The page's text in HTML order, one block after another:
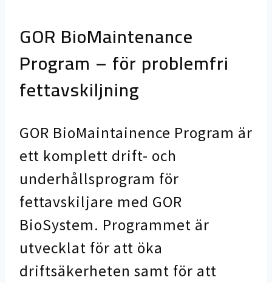
GOR BioMaintenance
Program – för problemfri
fettavskiljning
GOR BioMaintainence Program är
ett komplett drift- och
underhållsprogram för
fettavskiljare med GOR
BioSystem. Programmet är
utvecklat för att öka
driftsäkerheten samt för att